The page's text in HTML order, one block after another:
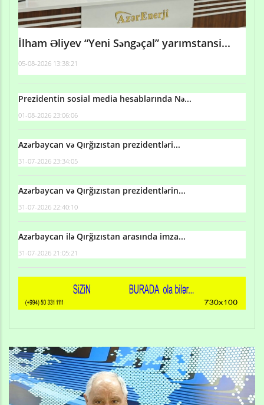
İlham Əliyev “Yeni Səngəçal” yarımstansi...
05-08-2026 13:38:21
Prezidentin sosial media hesablarında Nə...
01-08-2026 23:06:06
Azərbaycan və Qırğızıstan prezidentləri...
31-07-2026 23:34:05
Azərbaycan və Qırğızıstan prezidentlərin...
31-07-2026 22:40:10
Azərbaycan ilə Qırğızıstan arasında imza...
31-07-2026 21:05:21